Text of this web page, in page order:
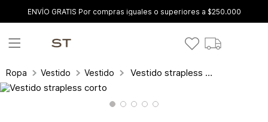
ENVÍO GRATIS Por compras iguales o superiores a $250.000
Ropa Vestidos Vestidos Cortos Vestido strapless corto